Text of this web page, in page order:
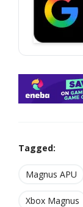
Tagged:
Magnus APU
Xbox Magnus